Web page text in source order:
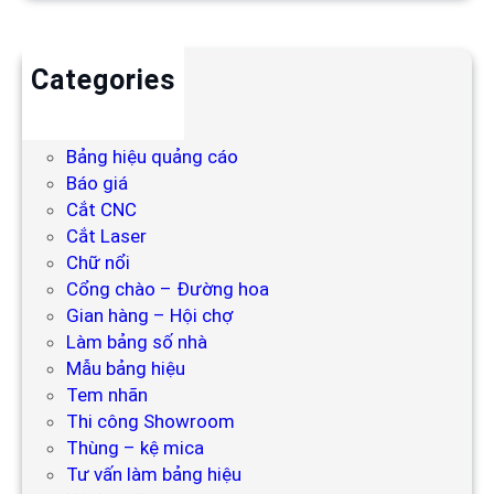
Categories
Bảng hiệu quảng cáo
Báo giá
Cắt CNC
Cắt Laser
Chữ nổi
Cổng chào – Đường hoa
Gian hàng – Hội chợ
Làm bảng số nhà
Mẫu bảng hiệu
Tem nhãn
Thi công Showroom
Thùng – kệ mica
Tư vấn làm bảng hiệu